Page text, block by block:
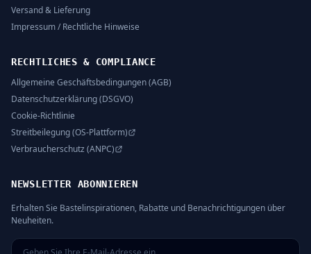
Versand & Lieferung
Impressum / Rechtliche Hinweise
RECHTLICHES & COMPLIANCE
Allgemeine Geschäftsbedingungen (AGB)
Datenschutzerklärung (DSGVO)
Cookie-Richtlinie
Streitbeilegung (OS-Plattform)
Verbraucherschutz (ANPC)
NEWSLETTER ABONNIEREN
Erhalten Sie Bastelinspirationen, Rabatte und Benachrichtigungen über
Neuheiten.